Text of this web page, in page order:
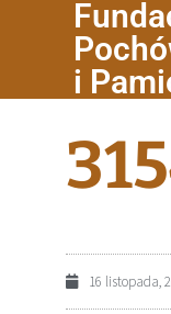
i
16 listopada,